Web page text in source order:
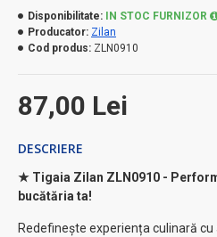
87,00 Lei
Disponibilitate:
IN STOC FURNIZOR
Producator: Zilan
Cod produs: ZLN0910
DESCRIERE
★ Tigaia Zilan ZLN0910 -
bucătăria ta!
Redefinește experiența culinară